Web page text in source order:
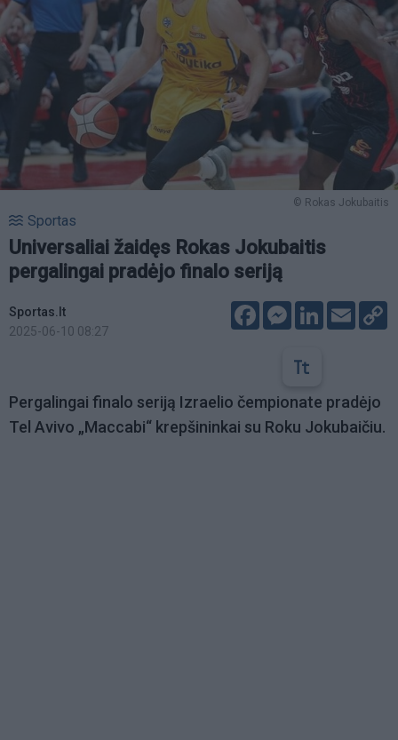
© Rokas Jokubaitis
Sportas
Universaliai žaidęs Rokas Jokubaitis
pergalingai pradėjo finalo seriją
Sportas.lt
2025-06-10 08:27
FacebookMessenger
LinkedIn
Email
Pergalingai finalo seriją Izraelio čempionate pradėjo
Tel Avivo „Maccabi“ krepšininkai su Roku Jokubaičiu.